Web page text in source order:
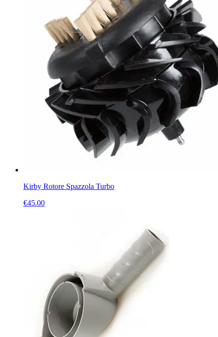
Kirby Rotore Spazzola Turbo
€45.00